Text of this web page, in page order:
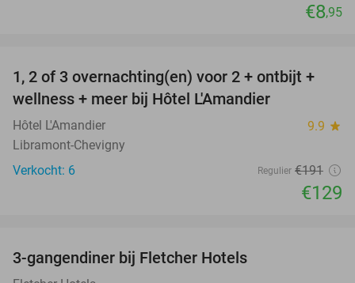
€8,95
32%
TODAY
1, 2 of 3 overnachting(en) voor 2 + ontbijt +
wellness + meer bij Hôtel L'Amandier
Hôtel L'Amandier 9.9 star
Libramont-Chevigny
Verkocht: 6
Regulier €191
€129
3-gangendiner bij Fletcher Hotels